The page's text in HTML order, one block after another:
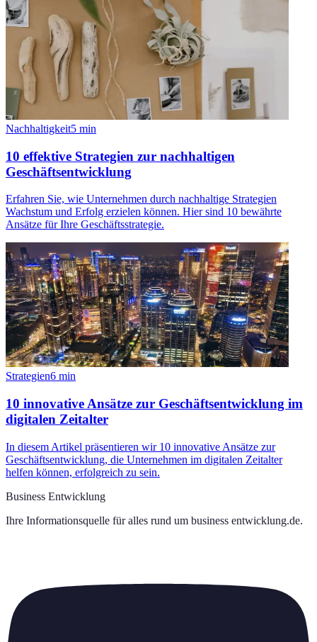
Nachhaltigkeit5 min
10 effektive Strategien zur nachhaltigen
Geschäftsentwicklung
Erfahren Sie, wie Unternehmen durch nachhaltige Strategien
Wachstum und Erfolg erzielen können. Hier sind 10 bewährte
Ansätze für Ihre Geschäftsstrategie.
Strategien6 min
10 innovative Ansätze zur Geschäftsentwicklung im
digitalen Zeitalter
In diesem Artikel präsentieren wir 10 innovative Ansätze zur
Geschäftsentwicklung, die Unternehmen im digitalen Zeitalter
helfen können, erfolgreich zu sein.
Business Entwicklung
Ihre Informationsquelle für alles rund um business entwicklung.de.